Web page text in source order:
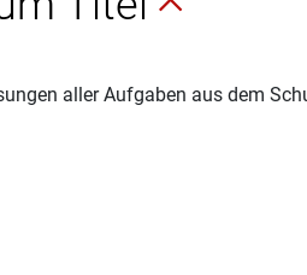
aller Aufgaben aus dem